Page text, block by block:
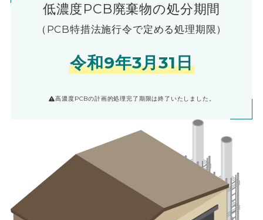
低濃度PCB廃棄物の処分期間
（PCB特措法施行令で定める処理期限）
令和9年3月31日
高濃度PCBの計画的処理完了期限は終了いたしました。